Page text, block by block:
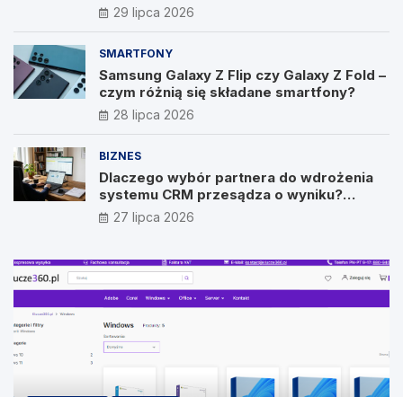
29 lipca 2026
SMARTFONY
Samsung Galaxy Z Flip czy Galaxy Z Fold –
czym różnią się składane smartfony?
28 lipca 2026
BIZNES
Dlaczego wybór partnera do wdrożenia
systemu CRM przesądza o wyniku?
Wywiad z Pawłem Prymakowskim, CEO IT
Vision
27 lipca 2026